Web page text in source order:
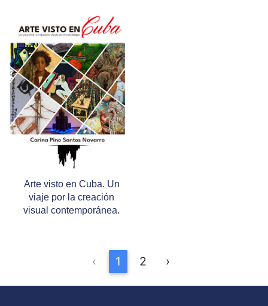
Arte visto en Cuba. Un
viaje por la creación
visual contemporánea.
‹ 1 2 ›